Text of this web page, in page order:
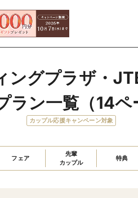
ングプラザ・
ラン一覧（14ペ
カップル応援キャンペーン対象
フェア
先輩
カップル
特典